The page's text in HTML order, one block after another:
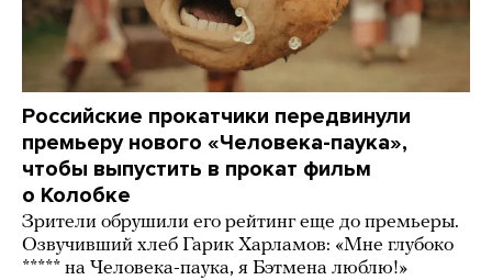
Российские прокатчики передвинули
премьеру нового «Человека-паука»,
чтобы выпустить в прокат фильм
о Колобке
Зрители обрушили его рейтинг еще до премьеры.
Озвучивший хлеб Гарик Харламов: «Мне глубоко
***** на Человека-паука, я Бэтмена люблю!»